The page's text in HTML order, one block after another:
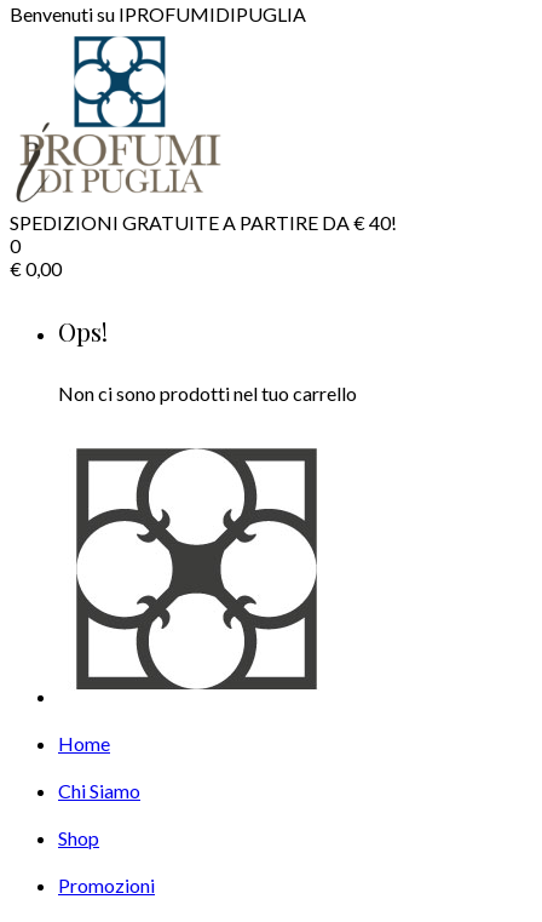
Benvenuti su IPROFUMIDIPUGLIA
SPEDIZIONI GRATUITE A PARTIRE DA € 40!
0
€0,00
Ops!
Non ci sono prodotti nel tuo carrello
Home
Chi Siamo
Shop
Promozioni